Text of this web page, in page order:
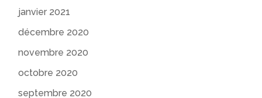
janvier 2021
décembre 2020
novembre 2020
octobre 2020
septembre 2020